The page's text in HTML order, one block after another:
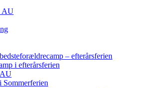
AU
– efterårsferien
i efterårsferien